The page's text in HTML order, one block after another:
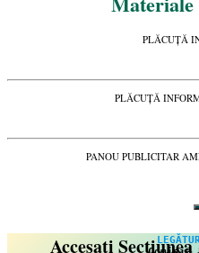
PLĂCUȚĂ
PLĂCUȚĂ
PANOU PUBLICITAR
Accesați